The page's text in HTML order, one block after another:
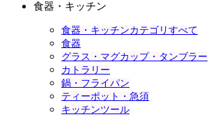
食器・キッチン
食器・キッチンカテゴリすべて
食器
グラス・マグカップ・タンブラー
カトラリー
鍋・フライパン
ティーポット・急須
キッチンツール